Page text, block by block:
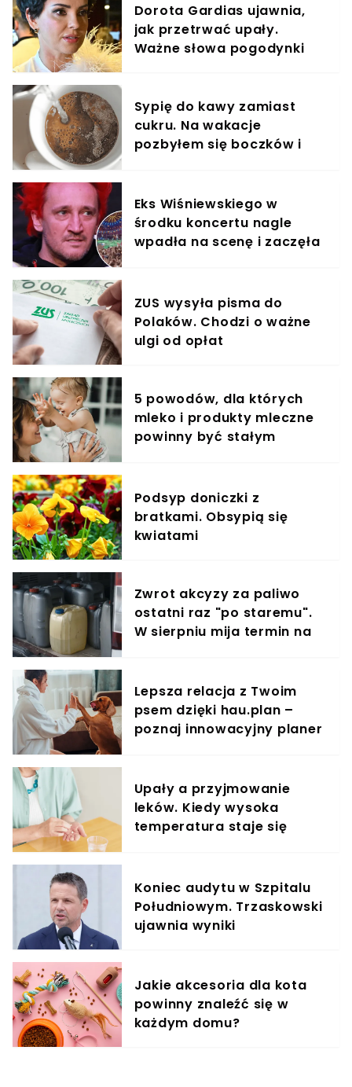
Dorota Gardias ujawnia,
jak przetrwać upały.
Ważne słowa pogodynki
Sypię do kawy zamiast
cukru. Na wakacje
pozbyłem się boczków i
Eks Wiśniewskiego w
środku koncertu nagle
wpadła na scenę i zaczęła
ZUS wysyła pisma do
Polaków. Chodzi o ważne
ulgi od opłat
5 powodów, dla których
mleko i produkty mleczne
powinny być stałym
Podsyp doniczki z
bratkami. Obsypią się
kwiatami
Zwrot akcyzy za paliwo
ostatni raz "po staremu".
W sierpniu mija termin na
Lepsza relacja z Twoim
psem dzięki hau.plan –
poznaj innowacyjny planer
Upały a przyjmowanie
leków. Kiedy wysoka
temperatura staje się
Koniec audytu w Szpitalu
Południowym. Trzaskowski
ujawnia wyniki
Jakie akcesoria dla kota
powinny znaleźć się w
każdym domu?